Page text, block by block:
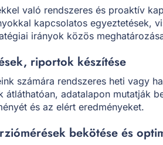
való rendszeres és proaktív
kapcsolatos egyeztetések,
irányok közös
riportok készítése
számára rendszeres heti vagy
átláthatóan, adatalapon mutatják
és az elért eredményeket.
bekötése és